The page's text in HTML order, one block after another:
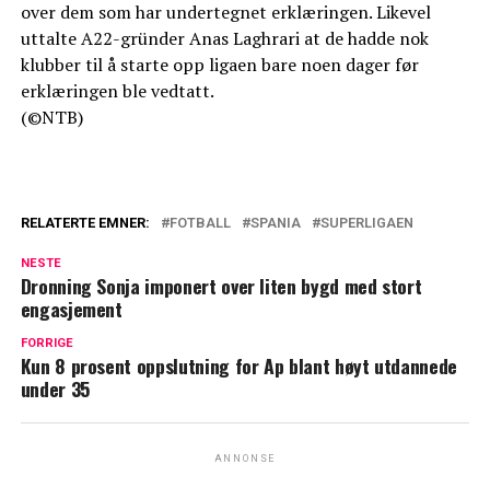
over dem som har undertegnet erklæringen. Likevel
uttalte A22-gründer Anas Laghrari at de hadde nok
klubber til å starte opp ligaen bare noen dager før
erklæringen ble vedtatt.
(©NTB)
RELATERTE EMNER: FOTBALL SPANIA SUPERLIGAEN
NESTE
Dronning Sonja imponert over liten bygd med stort
engasjement
FORRIGE
Kun 8 prosent oppslutning for Ap blant høyt utdannede
under 35
ANNONSE